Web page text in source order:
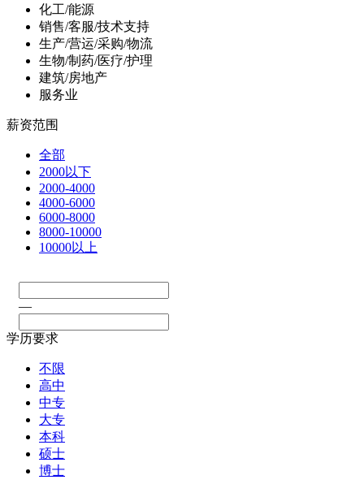
化工/能源
销售/客服/技术支持
生产/营运/采购/物流
生物/制药/医疗/护理
建筑/房地产
服务业
薪资范围
全部
2000以下
2000-4000
4000-6000
6000-8000
8000-10000
10000以上
—
学历要求
不限
高中
中专
大专
本科
硕士
博士